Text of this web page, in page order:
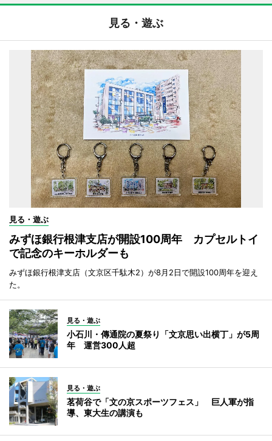
見る・遊ぶ
見る・遊ぶ
みずほ銀行根津支店が開設100周年 カプセルトイ
で記念のキーホルダーも
みずほ銀行根津支店（文京区千駄木2）が8月2日で開設100周年を迎え
た。
見る・遊ぶ
小石川・傳通院の夏祭り「文京思い出横丁」が5周
年 運営300人超
見る・遊ぶ
茗荷谷で「文の京スポーツフェス」 巨人軍が指
導、東大生の講演も